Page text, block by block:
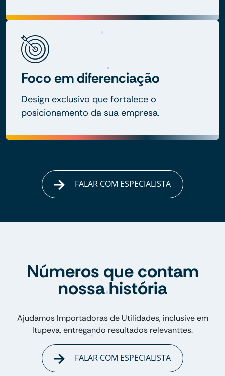
Foco em diferenciação
Design exclusivo que fortalece o
posicionamento da sua empresa.
FALAR COM ESPECIALISTA
Números que contam
nossa história
Ajudamos Importadoras de Utilidades, inclusive em
Itupeva, entregando resultados relevanttes.
FALAR COM ESPECIALISTA